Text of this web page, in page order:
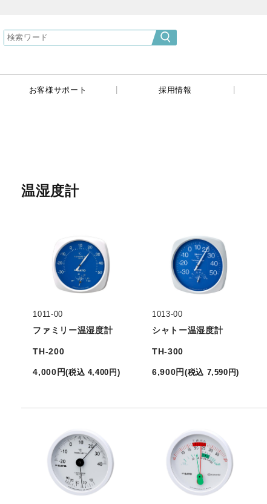
}
お客様サポート 採用情報
温湿度計
1011-00
ファミリー温湿度計
TH-200
4,000 円(税込 4,400 円 )
1013-00
シャトー温湿度計
TH-300
6,900円 (税込 7,590 円)